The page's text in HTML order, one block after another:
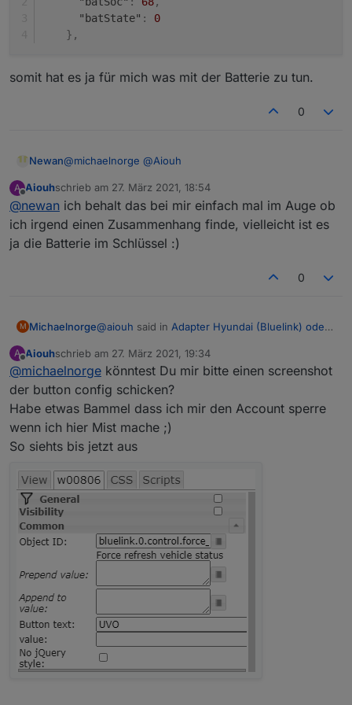
"batState" :
0
} ,
somit hat es ja für mich was mit der Batterie zu tun.
0
Newan@michaelnorge @Aiouh
Es wird ja als folgendes JSON übergeben:
    "battery": {
      "batSoc": 68,
      "batState": 0
somit hat es ja für mich was mit der Batterie zu tun.
A
Offline
Aiouhschrieb am 27. März 2021, 18:54
zuletzt editiert von
@newan ich behalt das bei mir einfach mal im Auge ob
ich irgend einen Zusammenhang finde, vielleicht ist es
ja die Batterie im Schlüssel :)
0
M Michaelnorge@aiouh said in Adapter Hyundai (Bluelink) oder
Und noch ne Frage: Wie arbeite ich mit den
Controls? Ich habe versucht mit einem
toggle switch in der VIS einfach mal bei
"force refresh" ein true abzuschicken. War
wohl falsch gedacht, denn dann hagelt es
Fehlermeldungen mit "duplicate request".
Hatte das Problem auch.
Habe mich durchprobiert, mit dem simplen "jqui-
Button State" funktioniert es bei mir.
A
Offline
Aiouhschrieb am 27. März 2021, 19:34
zuletzt editiert von
@michaelnorge könntest Du mir bitte einen screenshot
der button config schicken?
Habe etwas Bammel dass ich mir den Account sperre
wenn ich hier Mist mache ;)
So siehts bis jetzt aus